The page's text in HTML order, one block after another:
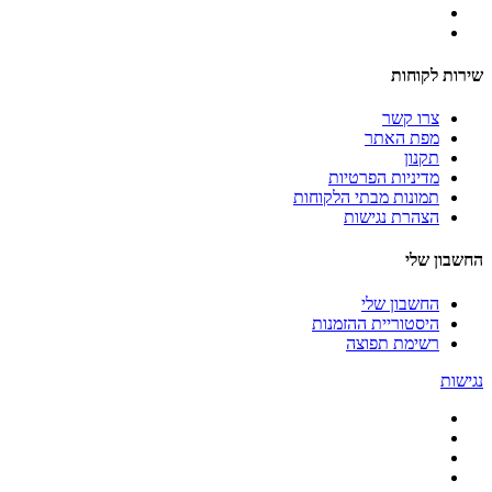
שירות לקוחות
צרו קשר
מפת האתר
תקנון
מדיניות הפרטיות
תמונות מבתי הלקוחות
הצהרת נגישות
החשבון שלי
החשבון שלי
היסטוריית ההזמנות
רשימת תפוצה
נגישות